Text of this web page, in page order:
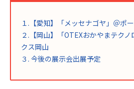
１.【愛知】「メッセナゴヤ」＠ポ
２.【岡山】「OTEXおかやまテク
クス岡山
３. 今後の展示会出展予定